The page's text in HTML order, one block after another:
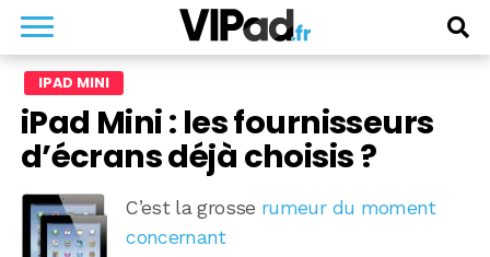
IPAD MINI
iPad Mini : les fournisseurs
d’écrans déjà choisis ?
C’est la grosse rumeur du moment
concernant